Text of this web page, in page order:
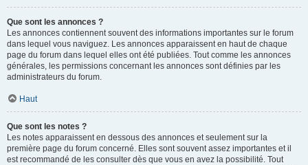
Que sont les annonces ?
Les annonces contiennent souvent des informations importantes sur le forum
dans lequel vous naviguez. Les annonces apparaissent en haut de chaque
page du forum dans lequel elles ont été publiées. Tout comme les annonces
générales, les permissions concernant les annonces sont définies par les
administrateurs du forum.
Haut
Que sont les notes ?
Les notes apparaissent en dessous des annonces et seulement sur la
première page du forum concerné. Elles sont souvent assez importantes et il
est recommandé de les consulter dès que vous en avez la possibilité. Tout